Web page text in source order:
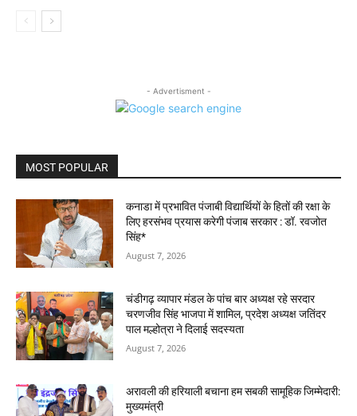
- Advertisment -
MOST POPULAR
कनाडा में प्रभावित पंजाबी विद्यार्थियों के हितों की रक्षा के
लिए हरसंभव प्रयास करेगी पंजाब सरकार : डॉ. रवजोत
सिंह*
August 7, 2026
चंडीगढ़ व्यापार मंडल के पांच बार अध्यक्ष रहे सरदार
चरणजीव सिंह भाजपा में शामिल, प्रदेश अध्यक्ष जतिंदर
पाल मल्होत्रा ने दिलाई सदस्यता
August 7, 2026
अरावली की हरियाली बचाना हम सबकी सामूहिक जिम्मेदारी:
मुख्यमंत्री